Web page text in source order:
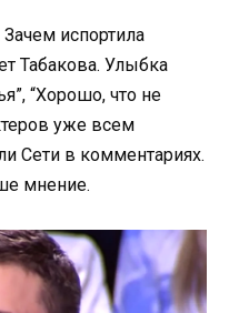
испортила
Табакова. Улыбка
“Хорошо, что не
уже всем
Сети в комментариях.
мнение.